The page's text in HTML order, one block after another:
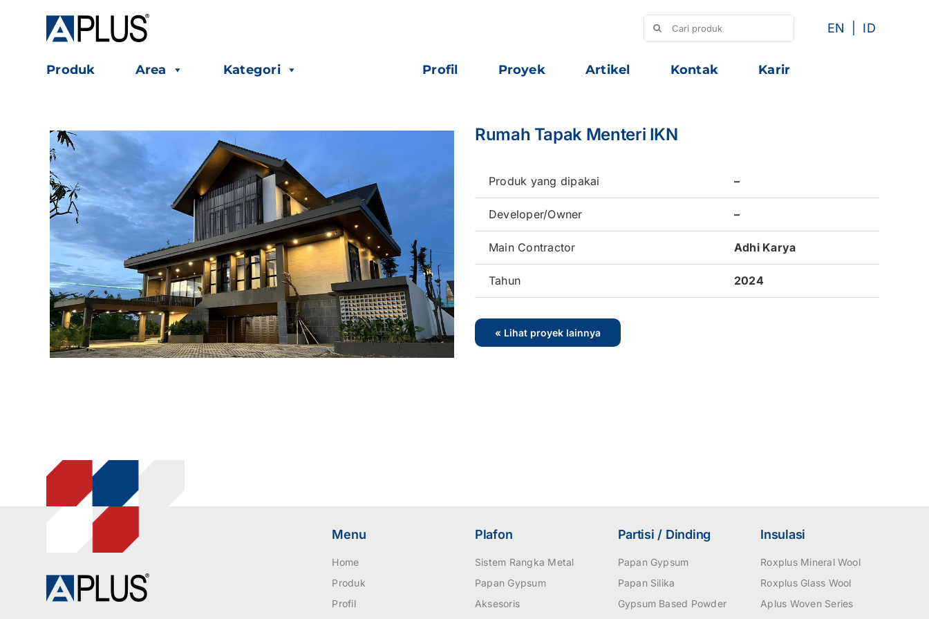
Search
for:
EN ID
Produk Area Kategori Profil Proyek Artikel Kontak Karir
Rumah Tapak Menteri IKN
Produk yang dipakai –
Developer/Owner –
Main Contractor Adhi Karya
Tahun 2024
« Lihat proyek lainnya
Menu
Home
Produk
Profil
Plafon
Sistem Rangka Metal
Papan Gypsum
Aksesoris
Partisi / Dinding
Papan Gypsum
Papan Silika
Gypsum Based Powder
Insulasi
Roxplus Mineral Wool
Roxplus Glass Wool
Aplus Woven Series